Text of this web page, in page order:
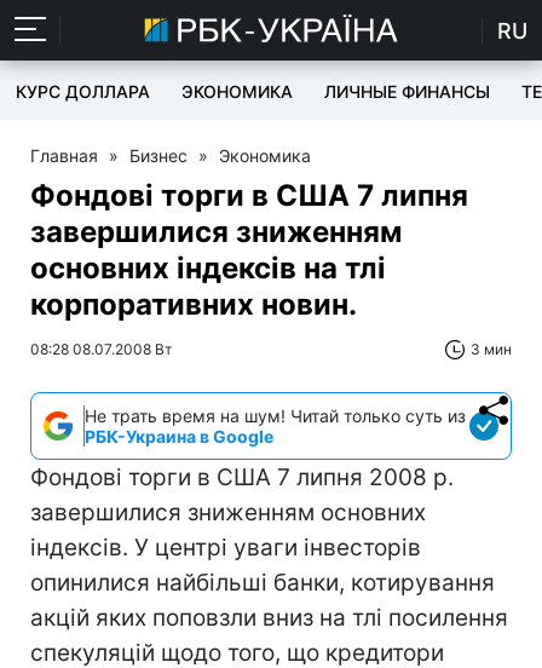
RU
КУРС ДОЛЛАРА ЭКОНОМИКА ЛИЧНЫЕ ФИНАНСЫ
Главная » Бизнес » Экономика
Фондові торги в США 7 липня
завершилися зниженням
основних індексів на тлі
корпоративних новин.
08:28 08.07.2008 Вт 3 мин
Не трать время на шум! Читай только суть из
РБК-Украина в Google
Фондові торги в США 7 липня 2008 р.
завершилися зниженням основних
індексів. У центрі уваги інвесторів
опинилися найбільші банки, котирування
акцій яких поповзли вниз на тлі посилення
спекуляцій щодо того, що кредитори